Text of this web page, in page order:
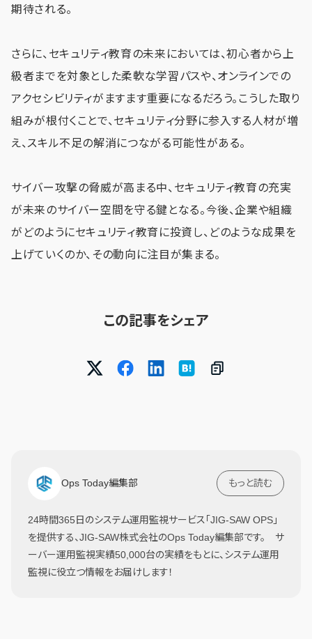
期待される。
さらに、セキュリティ教育の未来においては、初心者から上
級者までを対象とした柔軟な学習パスや、オンラインでの
アクセシビリティがますます重要になるだろう。こうした取り
組みが根付くことで、セキュリティ分野に参入する人材が増
え、スキル不足の解消につながる可能性がある。
サイバー攻撃の脅威が高まる中、セキュリティ教育の充実
が未来のサイバー空間を守る鍵となる。今後、企業や組織
がどのようにセキュリティ教育に投資し、どのような成果を
上げていくのか、その動向に注目が集まる。
この記事をシェア
Ops Today編集部 もっと読む
24時間365日のシステム運用監視サービス「JIG-SAW OPS」
を提供する、JIG-SAW株式会社のOps Today編集部です。 サ
ーバー運用監視実績50,000台の実績をもとに、システム運用
監視に役立つ情報をお届けします！